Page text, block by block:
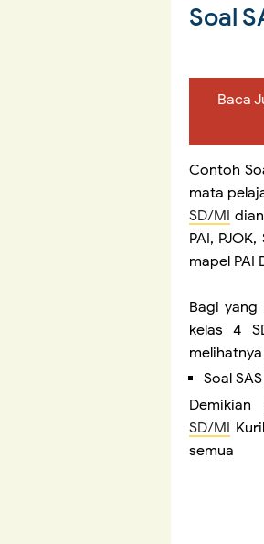
Soal
Baca
Contoh
mata
SD/MI
PAI,
mapel PAI
Bagi yang
kelas 4
Soal
SD/MI
semua